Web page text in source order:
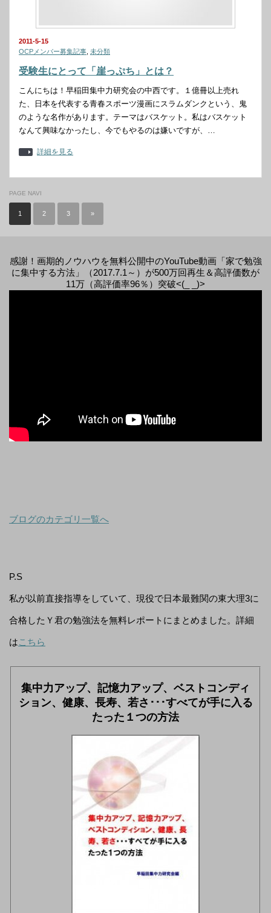
2011-5-15
OCPメンバー募集記事 未分類
受験生にとって「崖っぷち」とは？
こんにちは！早稲田集中力研究会の中西です。１億冊以上売れ
た、日本を代表する青春スポーツ漫画にスラムダンクという、鬼
のような名作があります。テーマはバスケット。私はバスケット
なんて興味なかったし、今でもやるのは嫌いですが、…
詳細を見る
PAGE NAVI
1 2 3 »
感謝！画期的ノウハウを無料公開中のYouTube動画「家で勉強
に集中する方法」（2017.7.1～）が500万回再生＆高評価数が
11万（高評価率96％）突破<(_ _)>
ブログのカテゴリ一覧へ
P.S
私が以前直接指導をしていて、現役で日本最難関の東大理3に
合格したＹ君の勉強法を無料レポートにまとめました。詳細
はこちら
集中力アップ、記憶力アップ、ベストコンディ
ション、健康、長寿、若さ･･･すべてが手に入る
たった１つの方法